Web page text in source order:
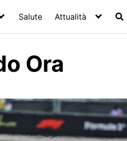
Salute Attualità
Ora